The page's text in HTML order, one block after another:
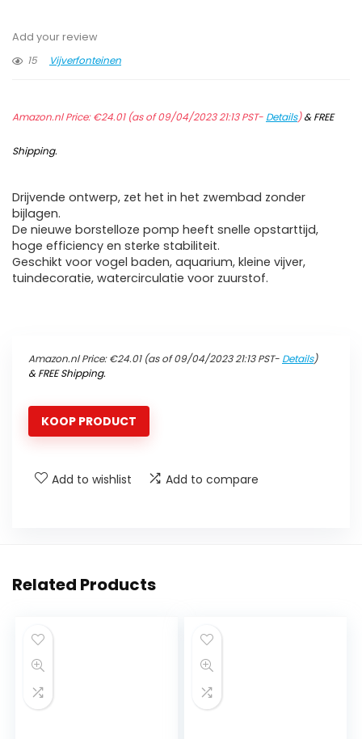
Add your review
15
Vijverfonteinen
Amazon.nl Price:€24.01(as of 09/04/2023 21:13 PST- Details)&FREE
Shipping.
Drijvende ontwerp, zet het in het zwembad zonder
bijlagen.
De nieuwe borstelloze pomp heeft snelle opstarttijd,
hoge efficiency en sterke stabiliteit.
Geschikt voor vogel baden, aquarium, kleine vijver,
tuindecoratie, watercirculatie voor zuurstof.
Amazon.nl Price:€24.01(as of 09/04/2023 21:13 PST- Details)
&FREE Shipping.
KOOP PRODUCT
Add to wishlist Add to compare
Related Products